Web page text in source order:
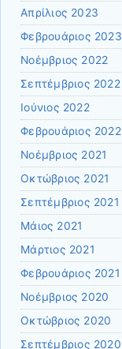
Απρίλιος 2023
Φεβρουάριος 2023
Νοέμβριος 2022
Σεπτέμβριος 2022
Ιούνιος 2022
Φεβρουάριος 2022
Νοέμβριος 2021
Οκτώβριος 2021
Σεπτέμβριος 2021
Μάιος 2021
Μάρτιος 2021
Φεβρουάριος 2021
Νοέμβριος 2020
Οκτώβριος 2020
Σεπτέμβριος 2020